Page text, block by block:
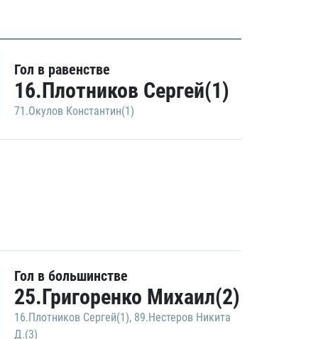
Гол в равенстве
16.Плотников Сергей(1)
71.Окулов Константин(1)
Гол в большинстве
25.Григоренко Михаил(2)
16.Плотников Сергей(1), 89.Нестеров Никита
Д.(3)